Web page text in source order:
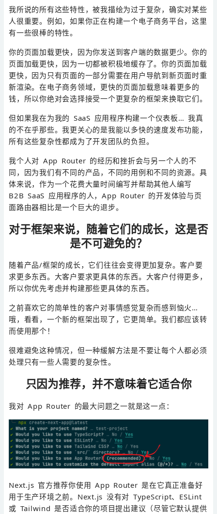
我所说的所有这些特性，被我描绘为过于复杂，确实对某些
人很重要。例如，如果你正在构建一个电子商务平台，这里
有一些很棒的特性。
你的页面加载更快，因为你发送到客户端的数据更少。你的
页面加载更快，因为一切都被积极地缓存了。你的页面加载
更快，因为只有页面的一部分需要在用户导航到新页面时重
新渲染。在电子商务领域，更快的页面加载意味着更多的
钱，所以你绝对会选择接受一个更复杂的框架来换取它们。
但如果我在为我的 SaaS 应用程序构建一个仪表板… 我真
的不在乎那些。我更关心的是我能以多快的速度发布功能，
所有这些复杂性都成为了开发团队的负担。
我个人对 App Router 的经历和挫折会与另一个人的不
同，因为我们有不同的产品，不同的用例和不同的资源。具
体来说，作为一个花费大量时间编写并帮助其他人编写
B2B SaaS 应用程序的人，App Router 的开发体验与页
面路由器相比是一个巨大的退步。
对于框架来说，随着它们的成长，这是否
是不可避免的？
随着产品/框架的成长，它们往往会变得更加复杂。客户要
求更多东西。大客户要求更具体的东西。大客户付得更多，
所以你优先考虑并构建那些更具体的东西。
之前喜欢它的简单性的客户对事情感觉复杂而感到恼火…
哦，看看，一个新的框架出现了，它更简单。我们都应该转
而使用那个！
很难避免这种情况，但一种缓解方法是不要让每个人都必须
处理只有一些人需要的复杂性。
只因为推荐，并不意味着它适合你
我对 App Router 的最大问题之一就是这一点：
Next.js 官方推荐你使用 App Router 是在它真正准备好
用于生产环境之前。Next.js 没有对 TypeScript、ESLint
或 Tailwind 是否适合你的项目提出建议（尽管它默认提供